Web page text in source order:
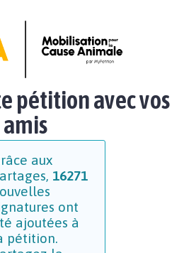
pétition avec vos
amis
aux
16271
ont
ajoutées à
pétition.